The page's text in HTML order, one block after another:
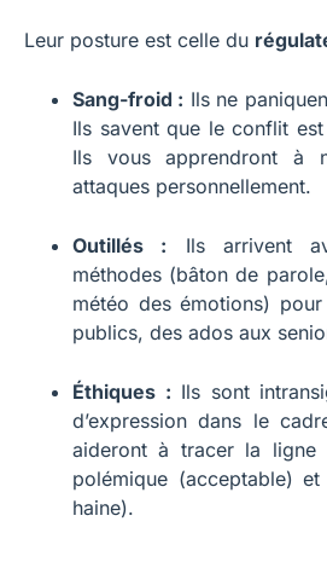
Leur posture est celle du
Sang-froid : Ils ne
Ils savent que le conflit
Ils vous apprendront à
attaques personnellement.
Outillés : Ils arrivent
méthodes (bâton de
météo des émotions)
publics, des ados aux
Éthiques : Ils sont
d’expression dans le
aideront à tracer la ligne
polémique (acceptable)
haine).